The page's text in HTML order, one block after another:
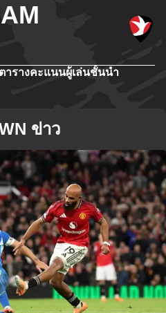
ตารางคะแนนผู้เล่นชั้นนำ
ข่าว